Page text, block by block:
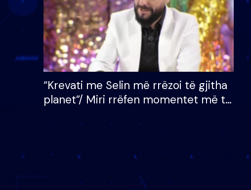
“Krevati me Selin më rrëzoi të gjitha
planet”/ Miri rrëfen momentet më të
mungojë zilja e mëngjesit kur…